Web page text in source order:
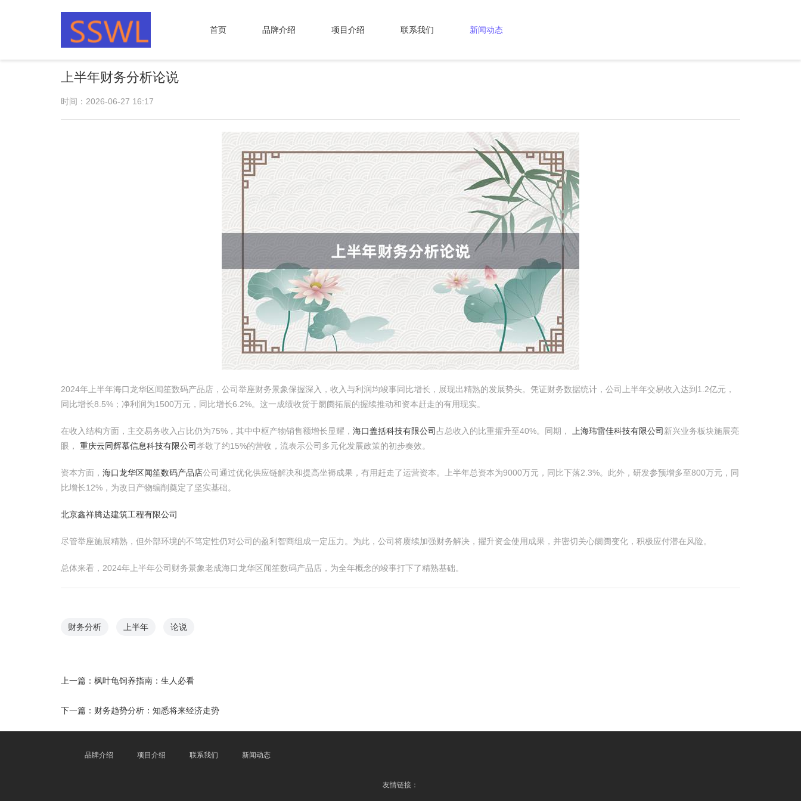
首页 品牌介绍 项目介绍 联系我们 新闻动态
上半年财务分析论说
时间：2026-06-27 16:17
2024年上半年海口龙华区闻笙数码产品店，公司举座财务景象保握深入，收入与利润均竣事同比增长，展现出精熟的发展势头。凭证财务数据统计，公司上半年交易收入达到1.2亿元，
同比增长8.5%；净利润为1500万元，同比增长6.2%。这一成绩收货于阛阓拓展的握续推动和资本赶走的有用现实。
在收入结构方面，主交易务收入占比仍为75%，其中中枢产物销售额增长显耀， 海口盖括科技有限公司 占总收入的比重擢升至40%。同期， 上海玮雷佳科技有限公司 新兴业务板块施展亮
眼， 重庆云同辉慕信息科技有限公司孝敬了约15%的营收，流表示公司多元化发展政策的初步奏效。
资本方面， 海口龙华区闻笙数码产品店公司通过优化供应链解决和提高坐褥成果，有用赶走了运营资本。上半年总资本为9000万元，同比下落2.3%。此外，研发参预增多至800万元，同
比增长12%，为改日产物编削奠定了坚实基础。
北京鑫祥腾达建筑工程有限公司
尽管举座施展精熟，但外部环境的不笃定性仍对公司的盈利智商组成一定压力。为此，公司将赓续加强财务解决，擢升资金使用成果，并密切关心阛阓变化，积极应付潜在风险。
总体来看，2024年上半年公司财务景象老成海口龙华区闻笙数码产品店，为全年概念的竣事打下了精熟基础。
财务分析 上半年 论说
上一篇： 枫叶龟饲养指南：生人必看
下一篇： 财务趋势分析：知悉将来经济走势
品牌介绍 项目介绍 联系我们 新闻动态
友情链接：